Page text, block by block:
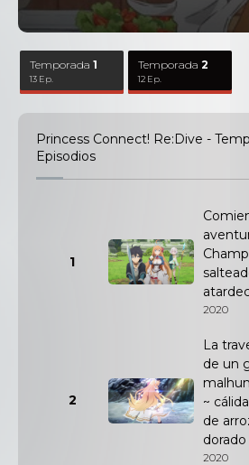
Temporada1
13 Ep.
Temporada2
12 Ep.
Princess Connect! Re:Dive -
Episodios
1
2020
2
La
de un
~
de
dorado
2020